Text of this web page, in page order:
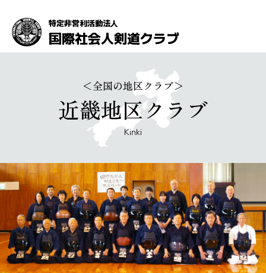
特定非営利活動法人
国際社会人剣道クラブ
＜全国の地区クラブ＞
近畿地区クラブ
Kinki